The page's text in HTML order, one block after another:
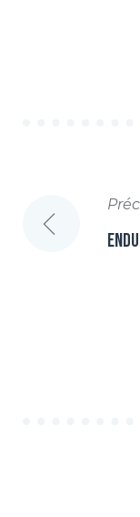
NAVIGATION